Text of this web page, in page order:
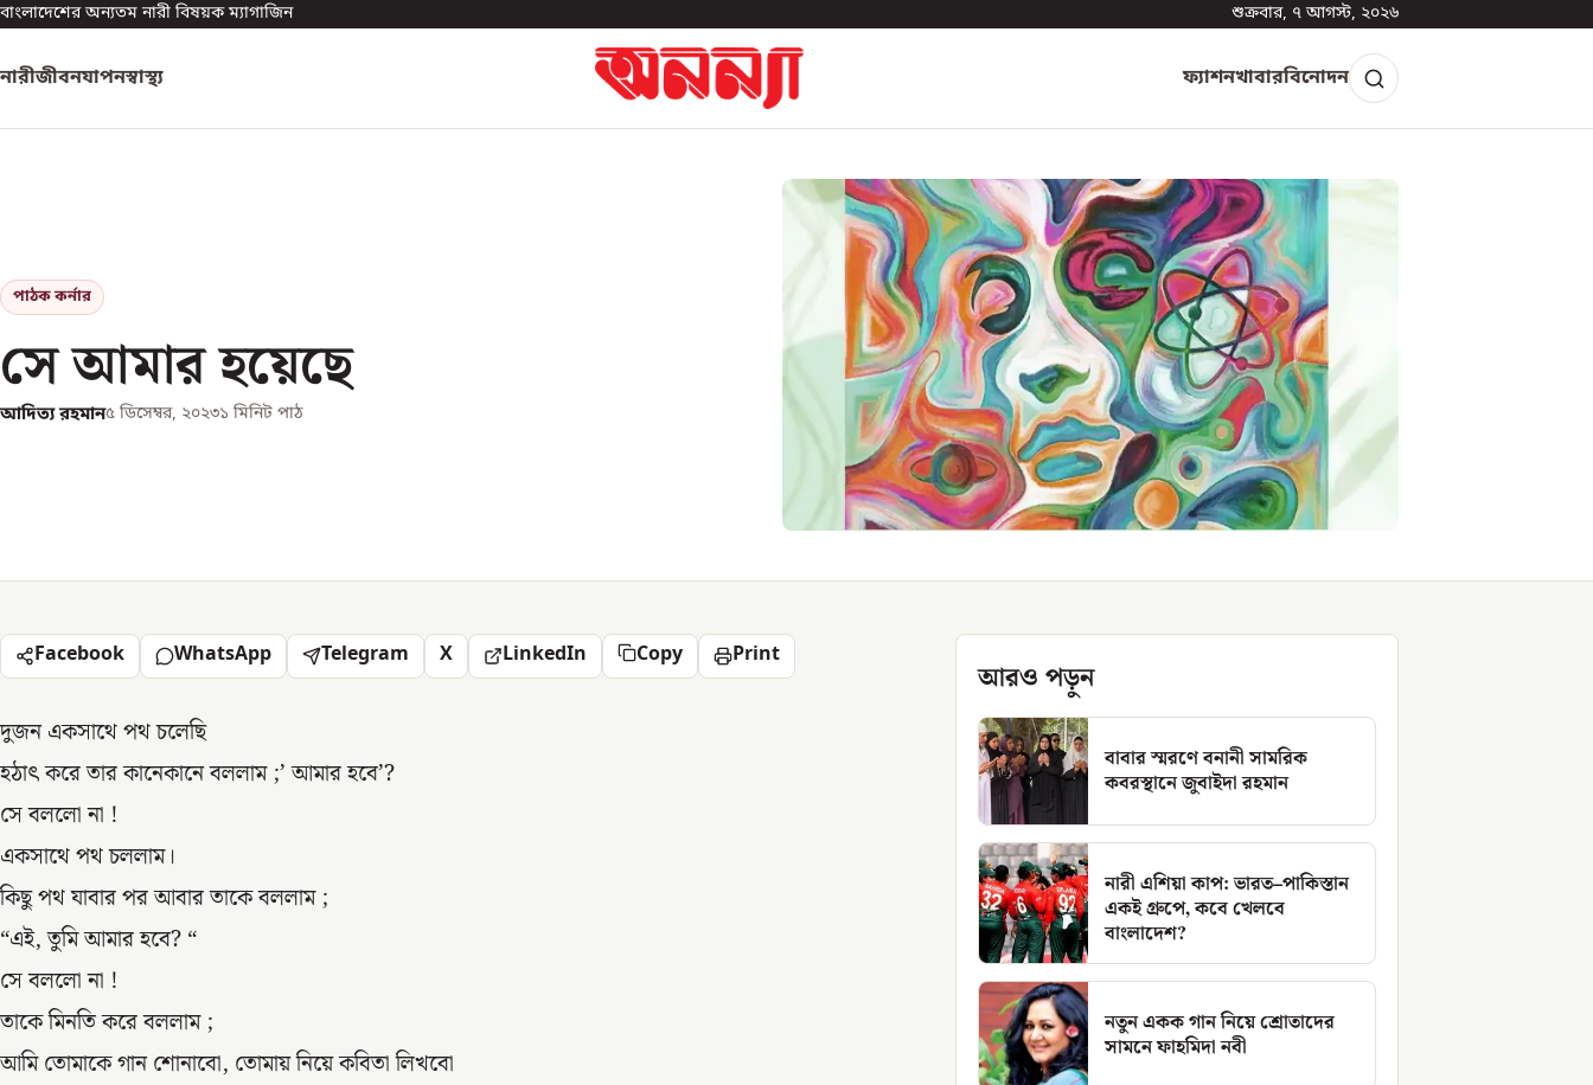
বাংলাদেশের অন্যতম নারী বিষয়ক ম্যাগাজিন শুক্রবার, ৭ আগস্ট, ২০২৬
নারীজীবনযাপনস্বাস্থ্য ফ্যাশনখাবারবিনোদন
পাঠক কর্নার
সে আমার হয়েছে
আদিত্য রহমান৫ ডিসেম্বর, ২০২৩১ মিনিট পাঠ
Facebook WhatsApp Telegram X LinkedIn Copy Print
দুজন একসাথে পথ চলেছি
হঠাৎ করে তার কানেকানে বললাম ;’ আমার হবে’?
সে বললো না !
একসাথে পথ চললাম।
কিছু পথ যাবার পর আবার তাকে বললাম ;
“এই, তুমি আমার হবে? “
সে বললো না !
তাকে মিনতি করে বললাম ;
আমি তোমাকে গান শোনাবো, তোমায় নিয়ে কবিতা লিখবো
আরও পড়ুন
বাবার স্মরণে বনানী সামরিক
কবরস্থানে জুবাইদা রহমান
নারী এশিয়া কাপ: ভারত–পাকিস্তান
একই গ্রুপে, কবে খেলবে
বাংলাদেশ?
নতুন একক গান নিয়ে শ্রোতাদের
সামনে ফাহমিদা নবী